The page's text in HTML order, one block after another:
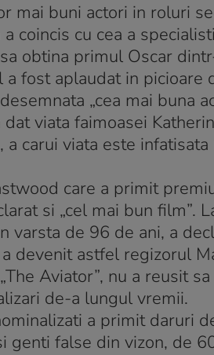
mai buni actori in roluri
coincis cu cea a
obtina primul Oscar
a fost aplaudat in
„cea mai buna
viata faimoasei
carui viata este
care a primit
si „cel mai bun film”.
de 96 de ani, a
devenit astfel regizorul
Aviator”, nu a reusit
de-a lungul vremii.
a primit daruri
genti false din vizon, de